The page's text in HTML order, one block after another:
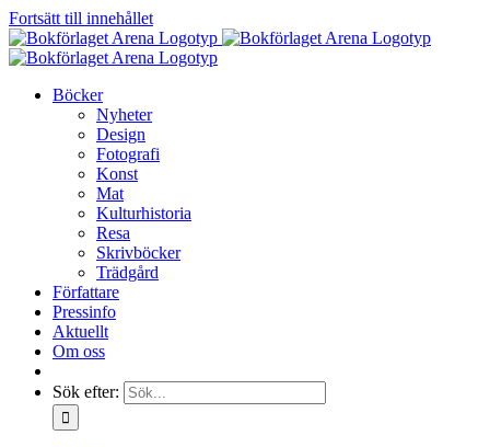
Fortsätt till innehållet
Böcker
Nyheter
Design
Fotografi
Konst
Mat
Kulturhistoria
Resa
Skrivböcker
Trädgård
Författare
Pressinfo
Aktuellt
Om oss
Sök efter: